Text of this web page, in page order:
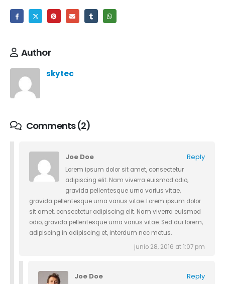
Author
skytec
Comments (2)
Joe Doe Reply
Lorem ipsum dolor sit amet, consectetur
adipiscing elit. Nam viverra euismod odio,
gravida pellentesque urna varius vitae,
gravida pellentesque urna varius vitae. Lorem ipsum dolor
sit amet, consectetur adipiscing elit. Nam viverra euismod
odio, gravida pellentesque urna varius vitae. Sed dui lorem,
adipiscing in adipiscing et, interdum nec metus.
junio 28, 2016 at 1:07 pm
Joe Doe Reply